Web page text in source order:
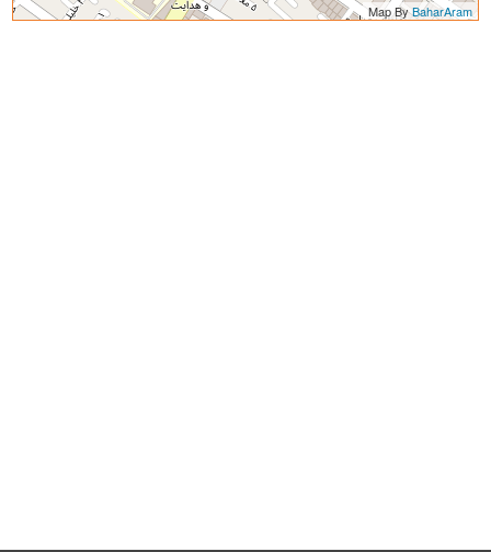
Map ByBaharAram